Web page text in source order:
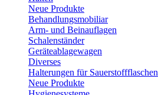
Neue Produkte
Behandlungsmobiliar
Arm- und Beinauflagen
Schalenständer
Geräteablagewagen
Diverses
Halterungen für Sauerstoffflaschen
Neue Produkte